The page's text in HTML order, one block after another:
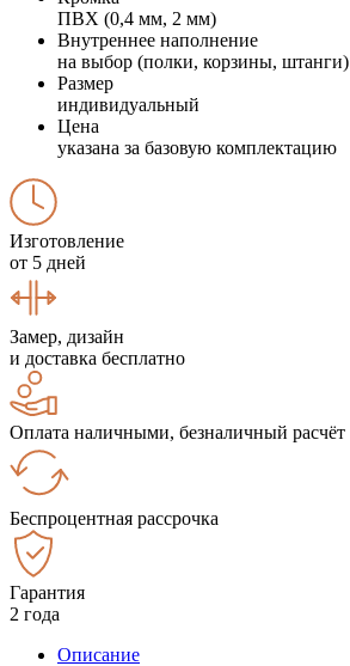
ПВХ (0,4 мм, 2 мм)
Внутреннее наполнение
на выбор (полки, корзины, штанги)
Размер
индивидуальный
Цена
указана за базовую комплектацию
Изготовление
от 5 дней
Замер, дизайн
и доставка бесплатно
Оплата наличными, безналичный расчёт
Беспроцентная рассрочка
Гарантия
2 года
Описание